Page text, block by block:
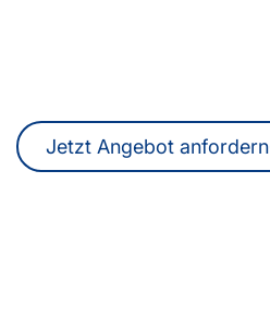
Jetzt Angebot anfordern